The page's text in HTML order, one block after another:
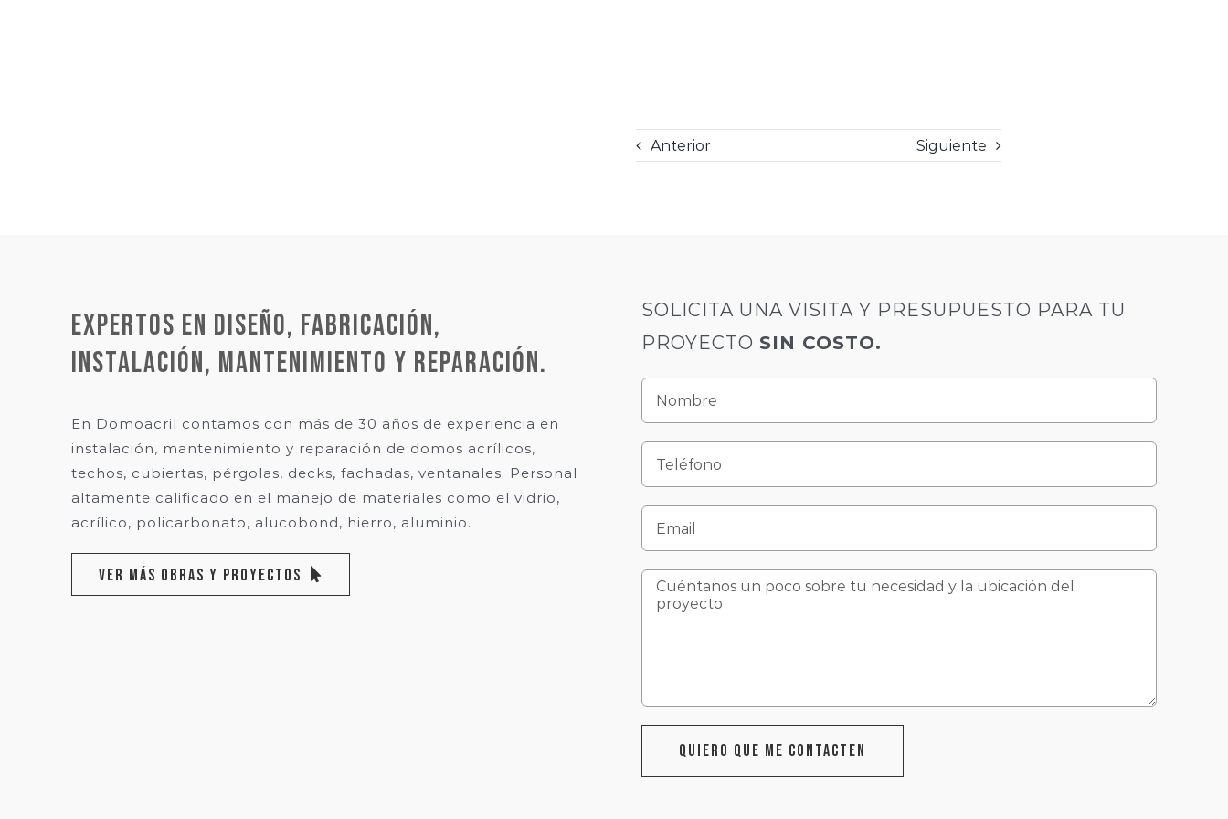
Anterior Siguiente
EXPERTOS EN DISEÑO, FABRICACIÓN,
INSTALACIÓN, MANTENIMIENTO Y REPARACIÓN.
En Domoacril contamos con más de 30 años de experiencia en
instalación, mantenimiento y reparación de domos acrílicos,
techos, cubiertas, pérgolas, decks, fachadas, ventanales. Personal
altamente calificado en el manejo de materiales como el vidrio,
acrílico, policarbonato, alucobond, hierro, aluminio.
VER MÁS OBRAS Y PROYECTOS
SOLICITA UNA VISITA Y PRESUPUESTO PARA TU
PROYECTO SIN COSTO.